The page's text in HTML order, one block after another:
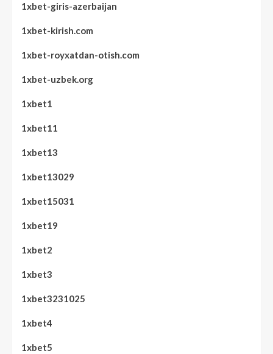
1xbet-giris-azerbaijan
1xbet-kirish.com
1xbet-royxatdan-otish.com
1xbet-uzbek.org
1xbet1
1xbet11
1xbet13
1xbet13029
1xbet15031
1xbet19
1xbet2
1xbet3
1xbet3231025
1xbet4
1xbet5